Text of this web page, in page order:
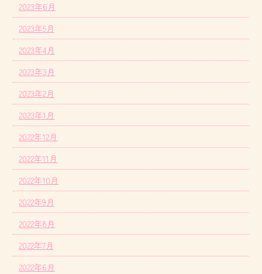
2023年6月
2023年5月
2023年4月
2023年3月
2023年2月
2023年1月
2022年12月
2022年11月
2022年10月
2022年9月
2022年8月
2022年7月
2022年6月